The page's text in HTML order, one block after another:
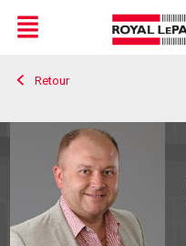
Live
En Direct
Menu
Retour